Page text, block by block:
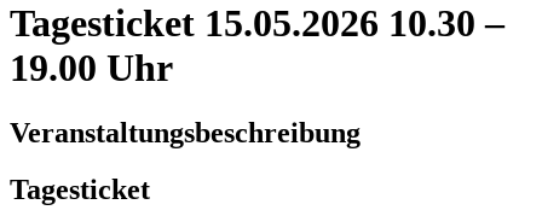
Tagesticket 15.05.2026 10.30 –
19.00 Uhr
Veranstaltungsbeschreibung
Tagesticket